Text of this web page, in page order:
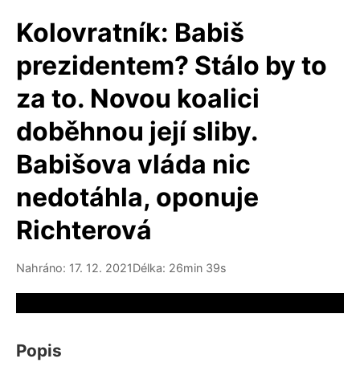
Kolovratník: Babiš
prezidentem? Stálo by to
za to. Novou koalici
doběhnou její sliby.
Babišova vláda nic
nedotáhla, oponuje
Richterová
Nahráno: 17. 12. 2021Délka: 26min 39s
Popis